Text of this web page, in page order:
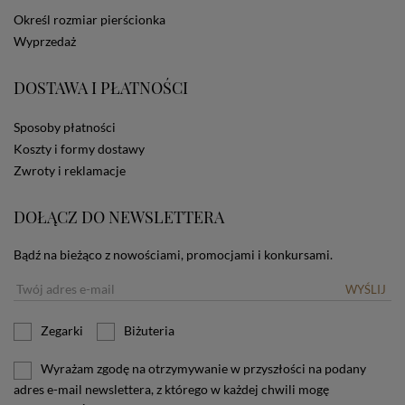
dotyczących cookies oznacza, że będą one
zamieszczane w urządzeniu końcowym każdego
użytkownika. Jeżeli użytkownik nie wyraża zgody na
ustawienia swojej przeglądarki.
Określ rozmiar pierścionka
Wyprzedaż
DOSTAWA I PŁATNOŚCI
Sposoby płatności
Koszty i formy dostawy
Zwroty i reklamacje
DOŁĄCZ DO NEWSLETTERA
Bądź na bieżąco z nowościami, promocjami i konkursami.
WYŚLIJ
Zegarki Biżuteria
Wyrażam zgodę na otrzymywanie w przyszłości na podany
adres e-mail newslettera, z którego w każdej chwili mogę